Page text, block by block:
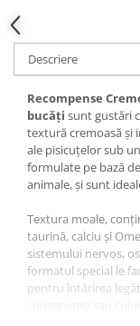
Îngrijire Pisici
Așternut Igienic Pisici
Igienă Pisici
Antiparazitare Pisici
Vitamine Pisici
Perii & Piepteni Pisici
Accesorii Pisici
Culcușuri & Saltele
Ansambluri Pisici
Castroane &
Cuști & Genți Pisici
Litiere Pisici
Descriere
Recompense
bucăți sunt gustări
textură cremoasă și
ale pisicuțelor sub
formulate pe bază
animale, și sunt
Textura moale,
taurină, calciu și
sistemului nervos,
formatul special le
pentru întărirea